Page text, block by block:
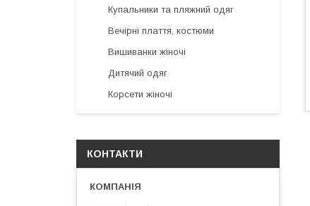
Купальники та пляжний одяг
Вечірні плаття, костюми
Вишиванки жіночі
Дитячий одяг
Корсети жіночі
КОНТАКТИ